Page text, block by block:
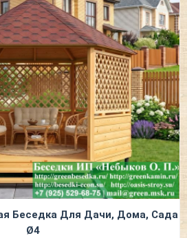
Беседка Для Дачи, Дома, Сада
Ø4